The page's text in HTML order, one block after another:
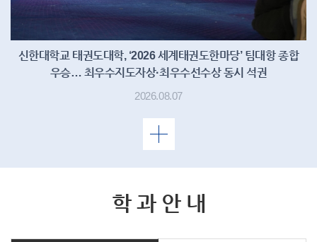
신한대학교 태권도대학, ‘2026 세계태권도한마당’ 팀대항 종합
우승… 최우수지도자상·최우수선수상 동시 석권
2026.08.07
학 과 안 내